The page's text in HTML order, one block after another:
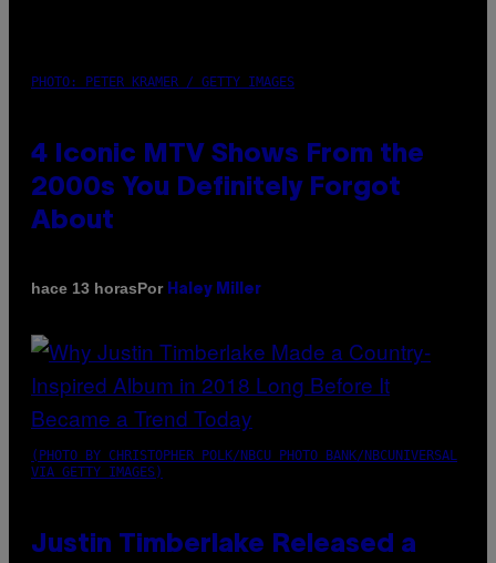
PHOTO: PETER KRAMER / GETTY IMAGES
4 Iconic MTV Shows From the
2000s You Definitely Forgot
About
hace 13 horasPor Haley Miller
(PHOTO BY CHRISTOPHER POLK/NBCU PHOTO BANK/NBCUNIVERSAL
VIA GETTY IMAGES)
Justin Timberlake Released a